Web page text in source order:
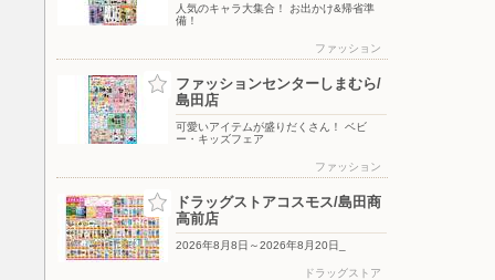
人気のキャラ大集合！ お出かけ&帰省準
備！
ファッション
ファッションセンターしまむら/
島田店
可愛いアイテムが盛りだくさん！ ベビ
ー・キッズフェア
ファッション
ドラッグストアコスモス/島田商
高前店
2026年8月8日～2026年8月20日_
ドラッグストア